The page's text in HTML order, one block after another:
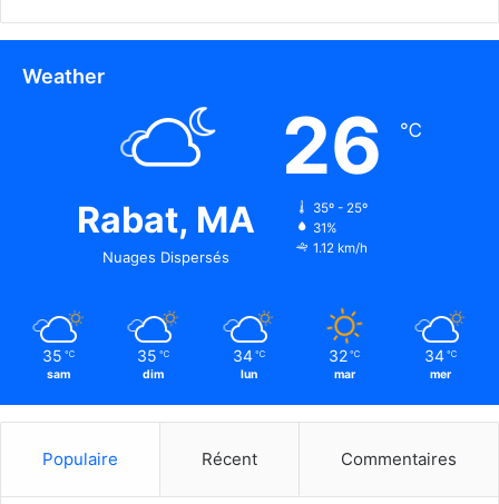
Weather
Rabat, MA
Nuages Dispersés
26 ℃
35º - 25º
31%
1.12 km/h
35 ℃
sam
35 ℃
dim
34 ℃
lun
32 ℃
mar
34 ℃
mer
Populaire Récent Commentaires